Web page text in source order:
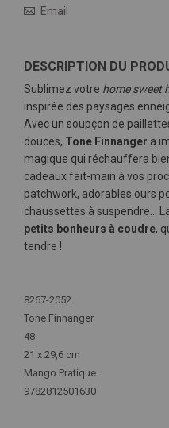
Email
DESCRIPTION DU
Sublimez votre home sweet
inspirée des paysages
Avec un soupçon de
douces, Tone Finnanger a
magique qui réchauffera
cadeaux fait-main à vos
patchwork, adorables ours
chaussettes à suspendre...
petits bonheurs à coudre,
tendre !
d'infos
8267-2052
Tone Finnanger
48
21 x 29,6 cm
Mango Pratique
9782812501630